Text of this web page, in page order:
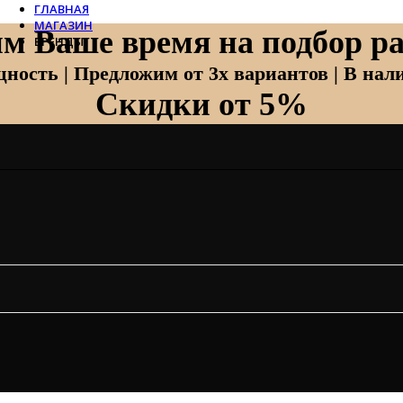
Ваше время на подбор
| Предложим от 3х вариантов | В
Скидки от 5%
ГЛАВНАЯ
МАГАЗИН
БРЕНДЫ
Zehnder
Zehnder Charleston
Loten
Mitsubishi Electric
Systemair